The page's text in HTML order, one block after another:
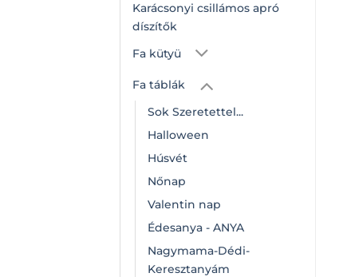
Karácsonyi csillámos apró
díszítők
Fa kütyü
Fa táblák
Sok Szeretettel...
Halloween
Húsvét
Nőnap
Valentin nap
Édesanya - ANYA
Nagymama-Dédi-
Keresztanyám